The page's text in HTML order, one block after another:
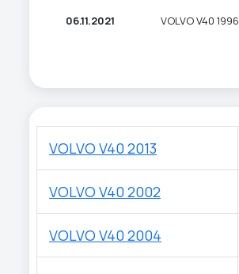
06.11.2021 VOLVO V40 1996
VOLVO V40 2013
VOLVO V40 2002
VOLVO V40 2004